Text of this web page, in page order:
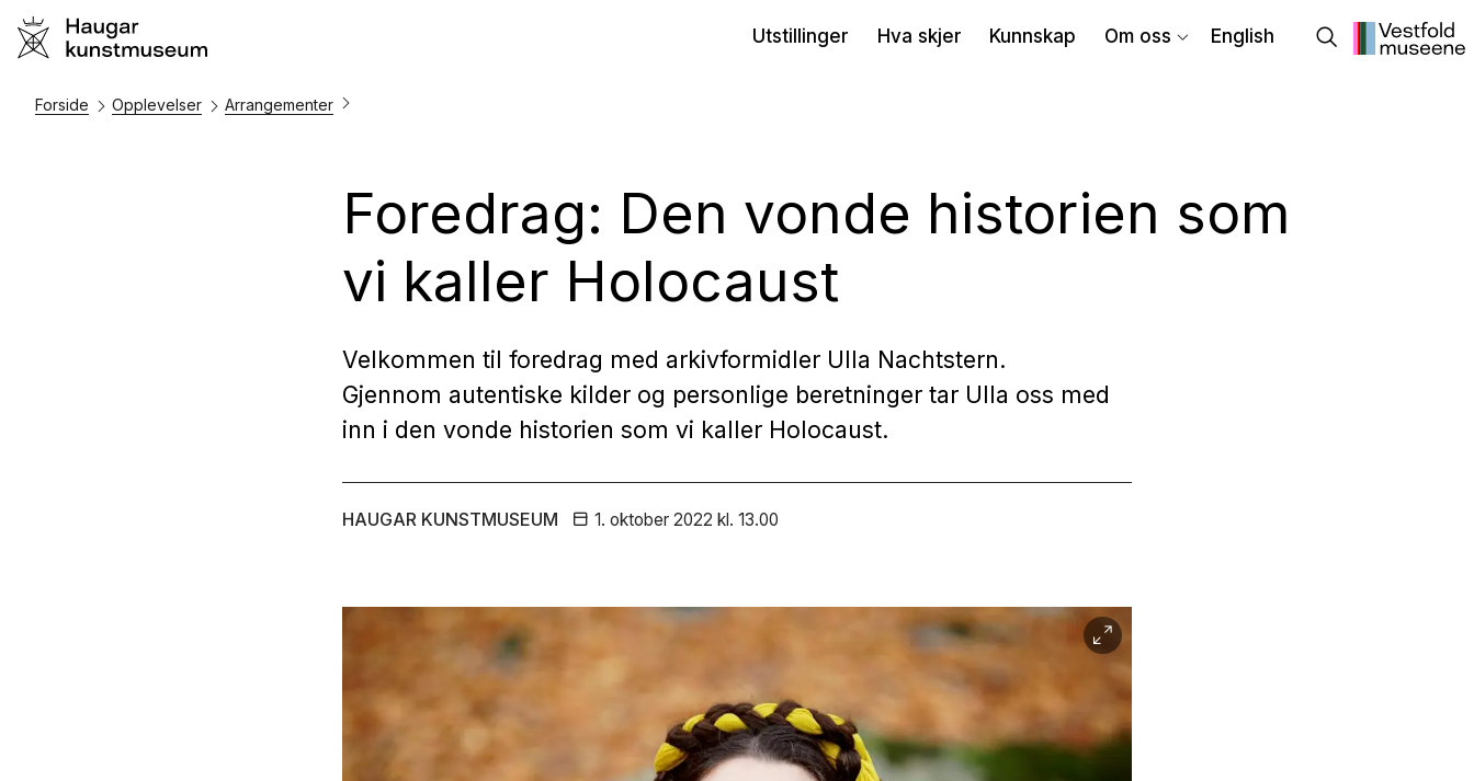
Utstillinger Hva skjer Kunnskap Om oss English
Forside Opplevelser Arrangementer
Foredrag: Den vonde historien som
vi kaller Holocaust
Velkommen til foredrag med arkivformidler Ulla Nachtstern.
Gjennom autentiske kilder og personlige beretninger tar Ulla oss med
inn i den vonde historien som vi kaller Holocaust.
HAUGAR KUNSTMUSEUM 1. oktober 2022 kl. 13.00